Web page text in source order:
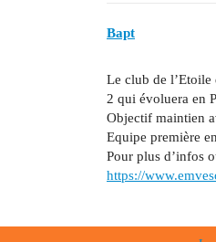
Bapt
Le club de l’Etoile
2 qui évoluera en
Objectif maintien
Equipe première
Pour plus d’infos
https://